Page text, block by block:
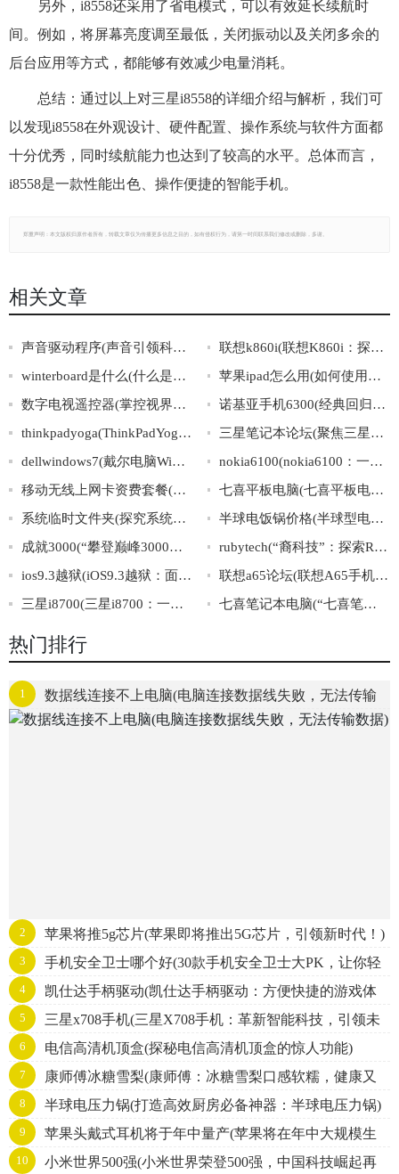
另外，i8558还采用了省电模式，可以有效延长续航时
间。例如，将屏幕亮度调至最低，关闭振动以及关闭多余的
后台应用等方式，都能够有效减少电量消耗。
总结：通过以上对三星i8558的详细介绍与解析，我们可
以发现i8558在外观设计、硬件配置、操作系统与软件方面都
十分优秀，同时续航能力也达到了较高的水平。总体而言，
i8558是一款性能出色、操作便捷的智能手机。
郑重声明：本文版权归原作者所有，转载文章仅为传播更多信息之目的，如有侵权行为，请第一时间联系我们修改或删除，多谢。
相关文章
声音驱动程序(声音引领科技：驱动程序的演化和应用领域)
联想k860i(联想K860i：探索智能手机新时代)
winterboard是什么(什么是Winterboard？)
苹果ipad怎么用(如何使用苹果iPad？)
数字电视遥控器(掌控视界：数字电视遥控器的进化与应用)
诺基亚手机6300(经典回归！诺基亚6300手机重磅发布！)
thinkpadyoga(ThinkPadYoga：集笔记本与平板之长，双重身份搭载超强性能)
三星笔记本论坛(聚焦三星笔记本：交流论坛、故障解决、应用推荐)
dellwindows7(戴尔电脑Windows7系统-最新资讯)
nokia6100(nokia6100：一个经典的手机品牌)
移动无线上网卡资费套餐(移动上网卡套餐资费一览)
七喜平板电脑(七喜平板电脑：小屏幕大威力，超越你的流行生活！)
系统临时文件夹(探究系统临时文件夹的作用和管理方法)
半球电饭锅价格(半球型电饭锅的价格一览，不容错过！)
成就3000(“攀登巅峰3000，砥砺前行向成功”)
rubytech(“裔科技”：探索RubyTech公司的多元文化背景及其影响)
ios9.3越狱(iOS9.3越狱：面向苹果iOS系统最新版本的完美越狱攻略)
联想a65论坛(联想A65手机用户论坛：分享使用心得，解决问题交流技巧)
三星i8700(三星i8700：一款引领智能手机新潮流的力作)
七喜笔记本电脑(“七喜笔记本电脑”的优势和购买攻略)
热门排行
1
数据线连接不上电脑(电脑连接数据线失败，无法传输
数据)
2 苹果将推5g芯片(苹果即将推出5G芯片，引领新时代！)
3
手机安全卫士哪个好(30款手机安全卫士大PK，让你轻
松找到最佳选择！)
4
凯仕达手柄驱动(凯仕达手柄驱动：方便快捷的游戏体
验)
5
三星x708手机(三星X708手机：革新智能科技，引领未
来通讯风潮)
6 电信高清机顶盒(探秘电信高清机顶盒的惊人功能)
7
康师傅冰糖雪梨(康师傅：冰糖雪梨口感软糯，健康又
美味，冷饮夏季必备！)
8 半球电压力锅(打造高效厨房必备神器：半球电压力锅)
9
苹果头戴式耳机将于年中量产(苹果将在年中大规模生
产头戴式耳机)
10
小米世界500强(小米世界荣登500强，中国科技崛起再